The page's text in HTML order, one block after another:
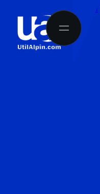
Sari la conținutul principal